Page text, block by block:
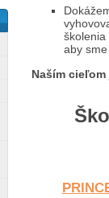
školenia
aby
Naším